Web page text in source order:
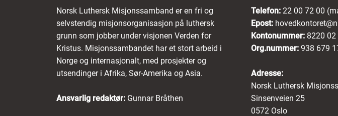
Norsk Luthersk Misjonssamband er en fri og
selvstendig misjonsorganisasjon på luthersk
grunn som jobber under visjonen Verden for
Kristus. Misjonssambandet har et stort arbeid i
Norge og internasjonalt, med prosjekter og
utsendinger i Afrika, Sør-Amerika og Asia.
Ansvarlig redaktør: Gunnar Bråthen
Telefon: 22 00 72 00
Epost:
Kontonummer: 8220
Org.nummer: 938 679
Adresse:
Norsk Luthersk
Sinsenveien 25
0572 Oslo